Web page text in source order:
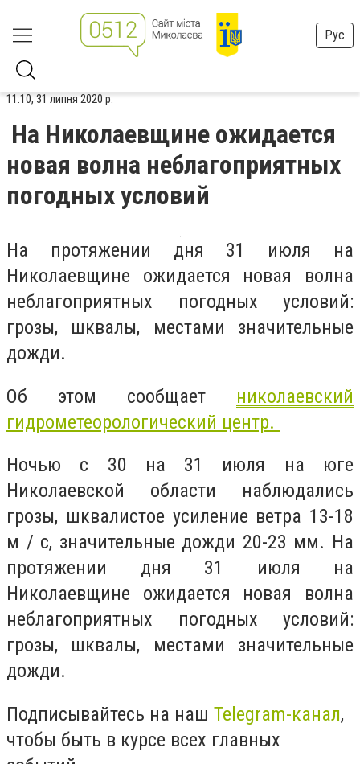
Рус
11:10, 31 липня 2020 р.
На Николаевщине ожидается
новая волна неблагоприятных
погодных условий
На протяжении дня 31 июля на
Николаевщине ожидается новая волна
неблагоприятных погодных условий:
грозы, шквалы, местами значительные
дожди.
Об этом сообщает николаевский
гидрометеорологический центр.
Ночью с 30 на 31 июля на юге
Николаевской области наблюдались
грозы, шквалистое усиление ветра 13-18
м / с, значительные дожди 20-23 мм. На
протяжении дня 31 июля на
Николаевщине ожидается новая волна
неблагоприятных погодных условий:
грозы, шквалы, местами значительные
дожди.
Подписывайтесь на наш Telegram-канал,
чтобы быть в курсе всех главных